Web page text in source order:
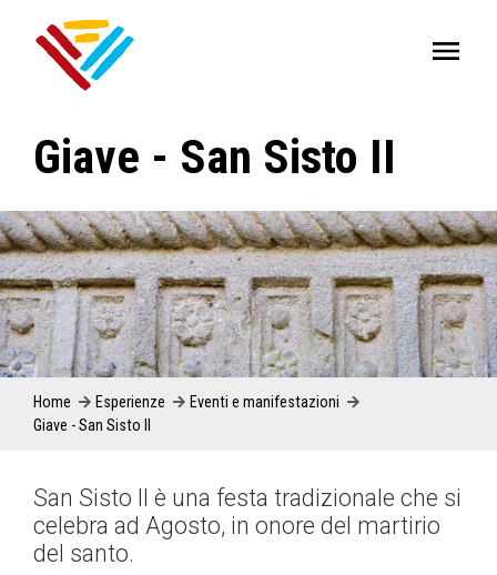
Giave - San Sisto II
Home Esperienze
Eventi e manifestazioni
Giave - San Sisto II
San Sisto II è una festa tradizionale che si
celebra ad Agosto, in onore del martirio
del santo.